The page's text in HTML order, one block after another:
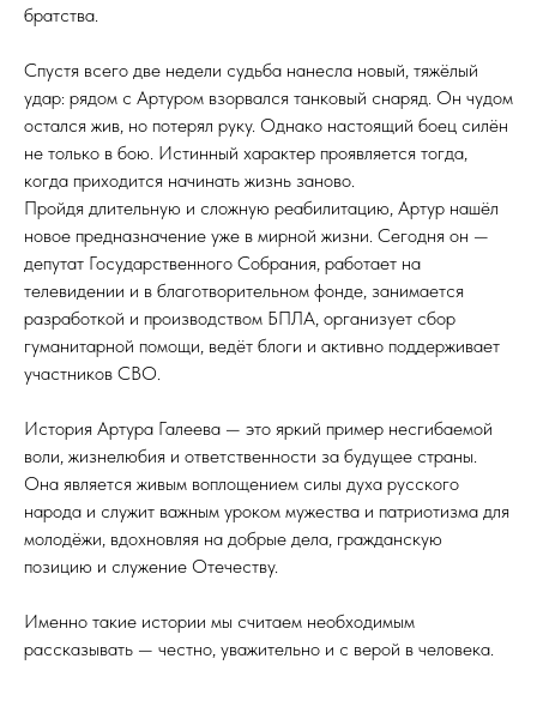
братства.
Спустя всего две недели судьба нанесла новый, тяжёлый
удар: рядом с Артуром взорвался танковый снаряд. Он чудом
остался жив, но потерял руку. Однако настоящий боец силён
не только в бою. Истинный характер проявляется тогда,
когда приходится начинать жизнь заново.
Пройдя длительную и сложную реабилитацию, Артур нашёл
новое предназначение уже в мирной жизни. Сегодня он —
депутат Государственного Собрания, работает на
телевидении и в благотворительном фонде, занимается
разработкой и производством БПЛА, организует сбор
гуманитарной помощи, ведёт блоги и активно поддерживает
участников СВО.
История Артура Галеева — это яркий пример несгибаемой
воли, жизнелюбия и ответственности за будущее страны.
Она является живым воплощением силы духа русского
народа и служит важным уроком мужества и патриотизма для
молодёжи, вдохновляя на добрые дела, гражданскую
позицию и служение Отечеству.
Именно такие истории мы считаем необходимым
рассказывать — честно, уважительно и с верой в человека.